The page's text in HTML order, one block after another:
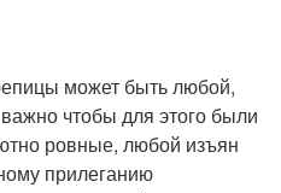
может быть любой,
чтобы для этого были
ровные, любой изъян
прилеганию